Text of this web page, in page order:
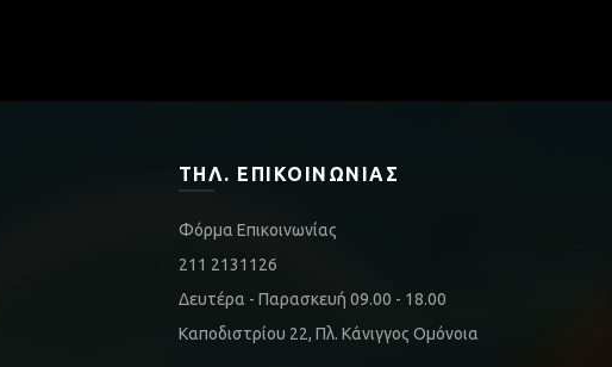
ΤΗΛ. ΕΠΙΚΟΙΝΩΝΊΑΣ
Φόρμα Επικοινωνίας
211 2131126
Δευτέρα - Παρασκευή 09.00 - 18.00
Καποδιστρίου 22, Πλ. Κάνιγγος Ομόνοια